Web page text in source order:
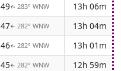
↑ 283° WNW
13h 06m
↑ 282° WNW
13h 04m
↑ 282° WNW
13h 01m
↑ 282° WNW
12h 59m